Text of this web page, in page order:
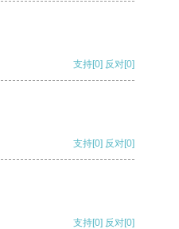
支持[0] 反对[0]
支持[0] 反对[0]
支持[0] 反对[0]